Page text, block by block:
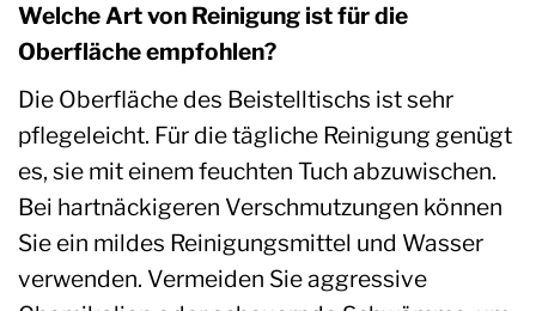
Welche Art von Reinigung ist für die
Oberfläche empfohlen?
Die Oberfläche des Beistelltischs ist sehr
pflegeleicht. Für die tägliche Reinigung genügt
es, sie mit einem feuchten Tuch abzuwischen.
Bei hartnäckigeren Verschmutzungen können
Sie ein mildes Reinigungsmittel und Wasser
verwenden. Vermeiden Sie aggressive